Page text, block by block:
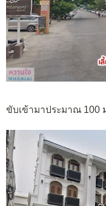
ขับเข้ามาประมาณ 100